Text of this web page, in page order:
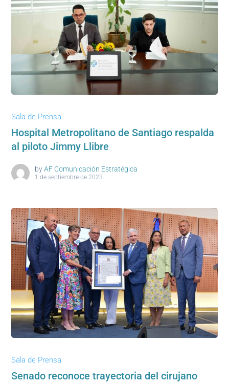
Sala de Prensa
Hospital Metropolitano de Santiago respalda
al piloto Jimmy Llibre
by AF Comunicación Estratégica
1 de septiembre de 2023
Sala de Prensa
Senado reconoce trayectoria del cirujano